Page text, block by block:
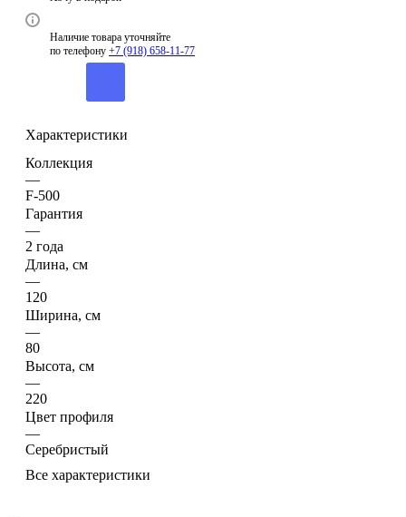
Наличие товара уточняйте
по телефону +7 (918) 658-11-77
Характеристики
Коллекция
—
F-500
Гарантия
—
2 года
Длина, см
—
120
Ширина, см
—
80
Высота, см
—
220
Цвет профиля
—
Серебристый
Все характеристики